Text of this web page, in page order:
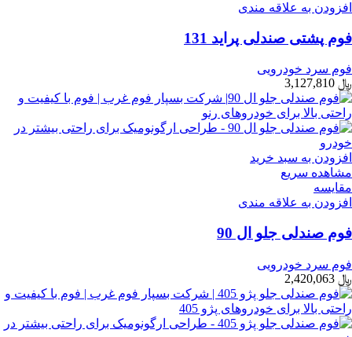
افزودن به علاقه مندی
فوم پشتی صندلی پراید 131
فوم سرد خودرویی
﷼
افزودن به سبد خرید
مشاهده سریع
مقایسه
افزودن به علاقه مندی
فوم صندلی جلو ال 90
فوم سرد خودرویی
﷼